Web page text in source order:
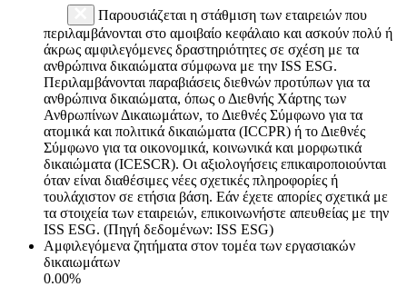
Παρουσιάζεται η στάθμιση των εταιρειών που
περιλαμβάνονται στο αμοιβαίο κεφάλαιο και ασκούν πολύ ή
άκρως αμφιλεγόμενες δραστηριότητες σε σχέση με τα
ανθρώπινα δικαιώματα σύμφωνα με την ISS ESG.
Περιλαμβάνονται παραβιάσεις διεθνών προτύπων για τα
ανθρώπινα δικαιώματα, όπως ο Διεθνής Χάρτης των
Ανθρωπίνων Δικαιωμάτων, το Διεθνές Σύμφωνο για τα
ατομικά και πολιτικά δικαιώματα (ICCPR) ή το Διεθνές
Σύμφωνο για τα οικονομικά, κοινωνικά και μορφωτικά
δικαιώματα (ICESCR). Οι αξιολογήσεις επικαιροποιούνται
όταν είναι διαθέσιμες νέες σχετικές πληροφορίες ή
τουλάχιστον σε ετήσια βάση. Εάν έχετε απορίες σχετικά με
τα στοιχεία των εταιρειών, επικοινωνήστε απευθείας με την
ISS ESG. (Πηγή δεδομένων: ISS ESG)
Αμφιλεγόμενα ζητήματα στον τομέα των εργασιακών
δικαιωμάτων
0.00%